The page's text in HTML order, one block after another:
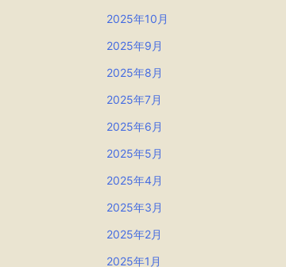
2025年10月
2025年9月
2025年8月
2025年7月
2025年6月
2025年5月
2025年4月
2025年3月
2025年2月
2025年1月